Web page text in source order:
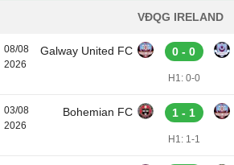
VĐQG IRELAND
08/08
2026
Galway United FC 0 - 0
H1: 0-0
03/08
2026
Bohemian FC 1 - 1
H1: 1-1